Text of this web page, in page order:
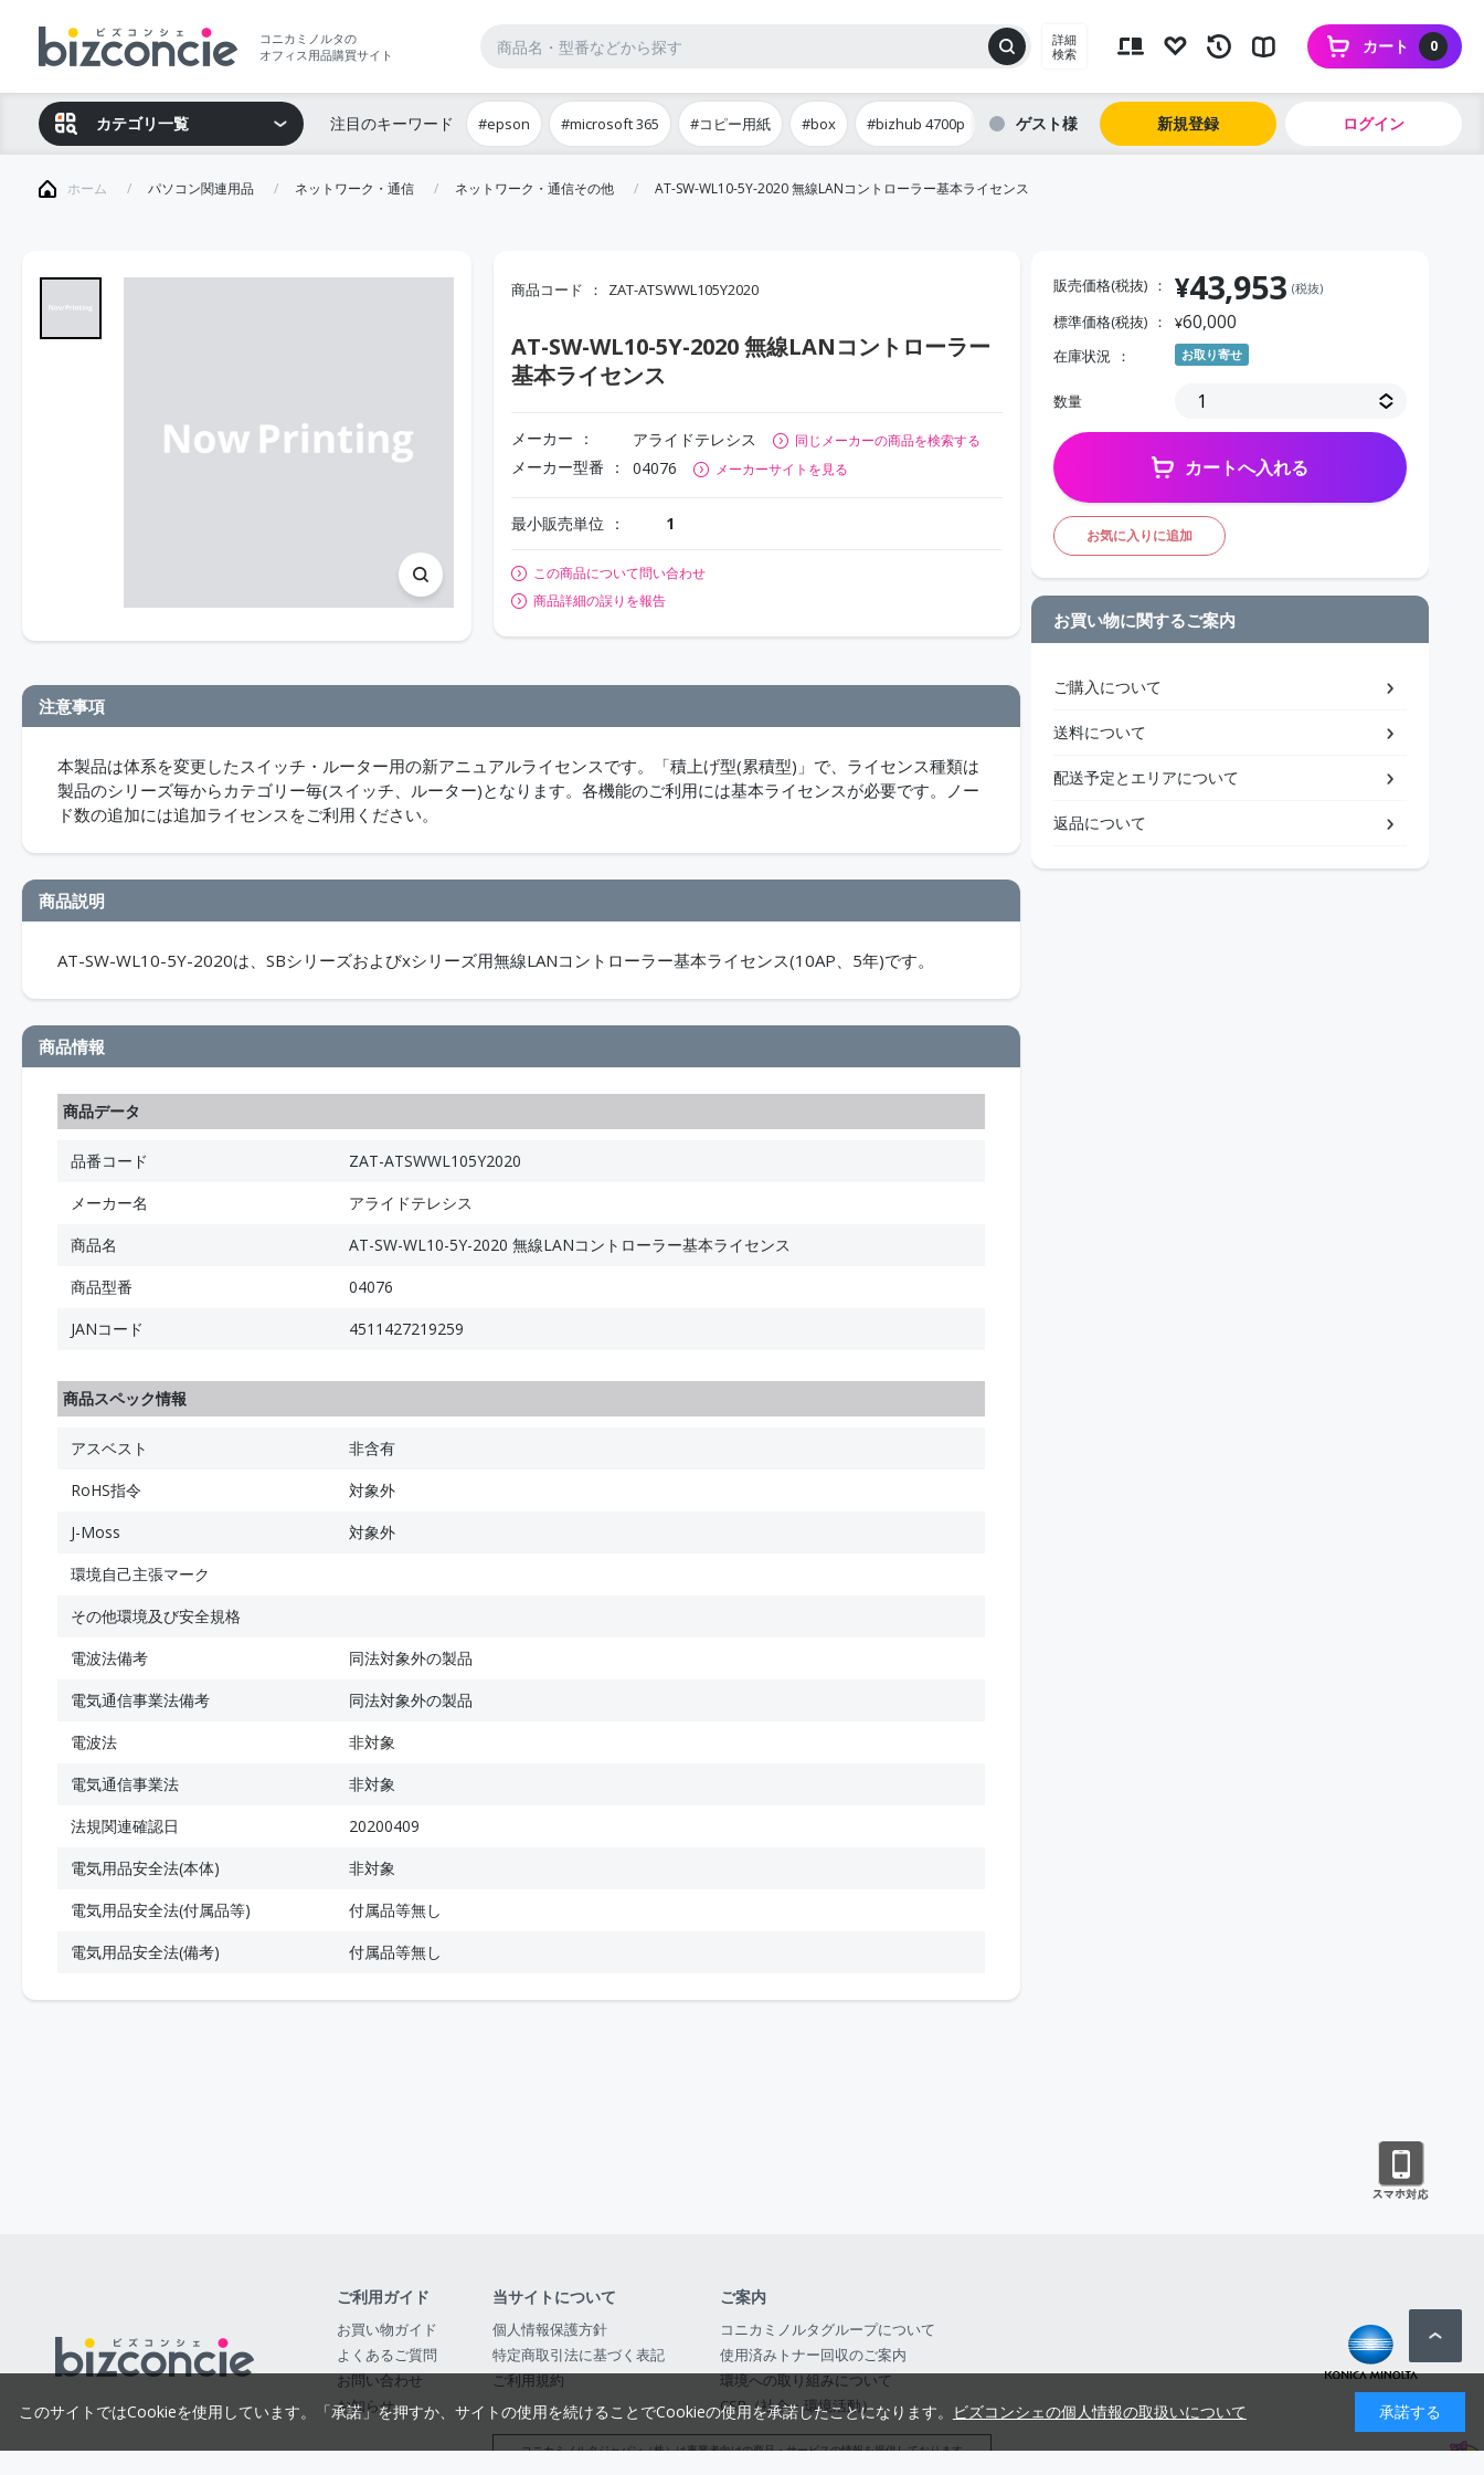
コニカミノルタの
オフィス用品購買サイト
詳細
検索
0
カート
カテゴリ一覧 注目のキーワード #epson #microsoft 365 #コピー用紙 #box #bizhub 4700p ゲスト 新規登録 ログイン
ホーム パソコン関連用品 ネットワーク・通信 ネットワーク・通信その他 AT-SW-WL10-5Y-2020 無線LANコントローラー基本ライセンス
商品コード ZAT-ATSWWL105Y2020
AT-SW-WL10-5Y-2020 無線LANコントローラー
基本ライセンス
メーカー アライドテレシス 同じメーカーの商品を検索する
メーカー型番 04076 メーカーサイトを見る
最小販売単位 1
この商品について問い合わせ
商品詳細の誤りを報告
注意事項
本製品は体系を変更したスイッチ・ルーター用の新アニュアルライセンスです。「積上げ型(累積型)」で、ライセンス種類は
製品のシリーズ毎からカテゴリー毎(スイッチ、ルーター)となります。各機能のご利用には基本ライセンスが必要です。ノー
ド数の追加には追加ライセンスをご利用ください。
商品説明
AT-SW-WL10-5Y-2020は、SBシリーズおよびxシリーズ用無線LANコントローラー基本ライセンス(10AP、5年)です。
商品情報
商品データ
品番コード
ZAT-ATSWWL105Y2020
メーカー名
アライドテレシス
商品名
AT-SW-WL10-5Y-2020 無線LANコントローラー基本ライセンス
商品型番
04076
JANコード
4511427219259
商品スペック情報
アスベスト
非含有
RoHS指令
対象外
J-Moss
対象外
環境自己主張マーク
その他環境及び安全規格
電波法備考
同法対象外の製品
電気通信事業法備考
同法対象外の製品
電波法
非対象
電気通信事業法
非対象
法規関連確認日
20200409
電気用品安全法(本体)
非対象
電気用品安全法(付属品等)
付属品等無し
電気用品安全法(備考)
付属品等無し
販売価格(税抜) ¥43,953 (税抜)
標準価格(税抜) ¥60,000
在庫状況 お取り寄せ
数量
カートへ入れる
お気に入りに追加
お買い物に関するご案内
ご購入について
送料について
配送予定とエリアについて
返品について
ご利用ガイド
お買い物ガイド
よくあるご質問
お問い合わせ
お知らせ
当サイトについて
個人情報保護方針
特定商取引法に基づく表記
ご利用規約
ご案内
コニカミノルタグループについて
使用済みトナー回収のご案内
環境への取り組みについて
CSR（社会・環境活動）
コニカミノルタジャパン（株）は事業者向けの商品・サービスの情報を提供しております
このサイトではCookieを使用しています。「承諾」を押すか、サイトの使用を続けることでCookieの使用を承諾したことになります。 ビズコンシェの個人情報の取扱いについて 承諾する